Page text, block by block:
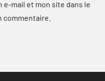
e-mail et mon site dans le
commentaire.